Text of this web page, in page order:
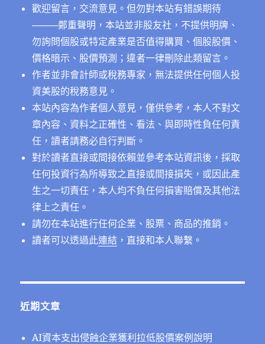
歡迎留言，交流意見。但勿對本站有錯誤期待
────鄭重聲明，本站並非股友社，不提供明牌、
勿詢問個股或特定產業是否值得購買、個股股價、
價格暗示、股價預測；違者一律刪除此類留言。
作者並非會計師或稅務專家，無法提供任何個人投
資美股的稅務意見。
本站內容為作者個人意見，僅供參考，本人不對文
章內容、資料之正確性、看法、與即時性負任何責
任，讀者請務必自行判斷。
對於讀者直接或間接依賴並參考本站資訊後，採取
任何投資行為所導致之直接或間接損失，或因此產
生之一切責任，本人均不負任何損害賠償及其他法
律上之責任。
請勿在本站進行任何企業、股票、商品的推銷。
讀者可以透過此連結 ，直接和本人聯繫。
近期文章
AI資本支出侵蝕企業獲利拉低股價案例說明